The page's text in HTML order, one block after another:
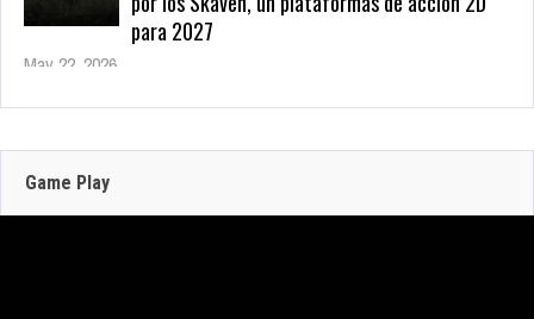
para 2027
May 22, 2026
Zenless Zone Zero 3.0 llega a Steam el 17 de
actualiza RTX Remix 1.5
321 Views
Game Play